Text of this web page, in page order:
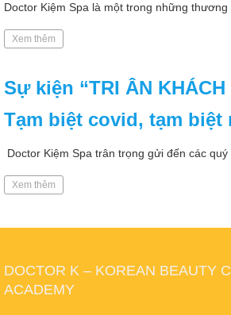
Doctor Kiệm Spa là một trong những thương
Xem thêm
Sự kiện “TRI ÂN KHÁCH
Tạm biệt covid, tạm biệt
Doctor Kiệm Spa trân trọng gửi đến các quý
Xem thêm
DOCTOR K – KOREAN BEAUTY
ACADEMY